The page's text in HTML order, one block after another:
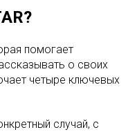
помогает
о своих
четыре ключевых
случай, с